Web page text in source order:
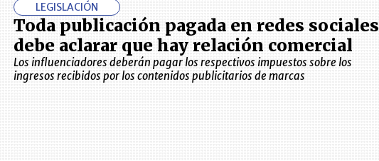
LEGISLACIÓN
Toda publicación pagada en redes sociales
debe aclarar que hay relación comercial
Los influenciadores deberán pagar los respectivos impuestos sobre los
ingresos recibidos por los contenidos publicitarios de marcas